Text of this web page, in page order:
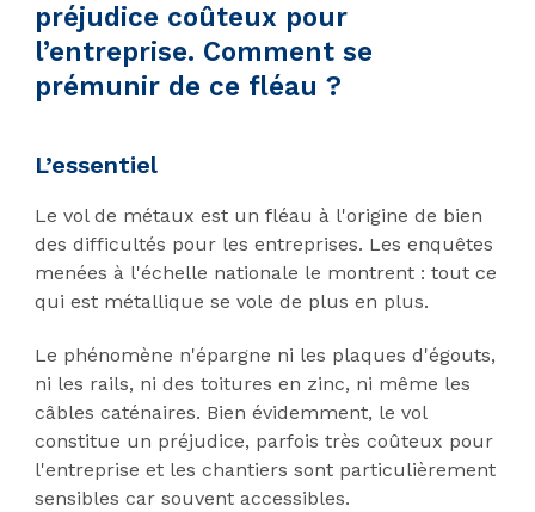
préjudice coûteux pour
l’entreprise. Comment se
prémunir de ce fléau ?
L’essentiel
Le vol de métaux est un fléau à l'origine de bien
des difficultés pour les entreprises. Les enquêtes
menées à l'échelle nationale le montrent : tout ce
qui est métallique se vole de plus en plus.
Le phénomène n'épargne ni les plaques d'égouts,
ni les rails, ni des toitures en zinc, ni même les
câbles caténaires. Bien évidemment, le vol
constitue un préjudice, parfois très coûteux pour
l'entreprise et les chantiers sont particulièrement
sensibles car souvent accessibles.